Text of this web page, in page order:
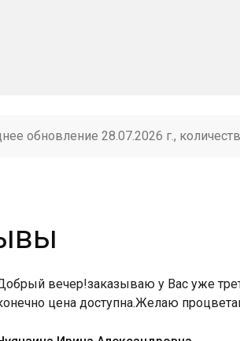
обновление 28.07.2026 г.,
вечер!заказываю у Вас уже
цена доступна.Желаю